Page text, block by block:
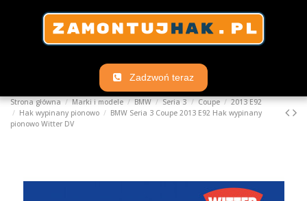
Zadzwoń teraz
Strona główna Marki i modele BMW Seria 3 Coupe
2013 E92
Hak wypinany pionowo
BMW Seria 3 Coupe 2013 E92 Hak wypinany
pionowo Witter DV